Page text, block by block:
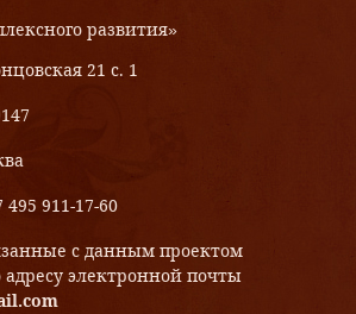
развития»
21 с. 1
495 911-17-60
с данным проектом
электронной почты